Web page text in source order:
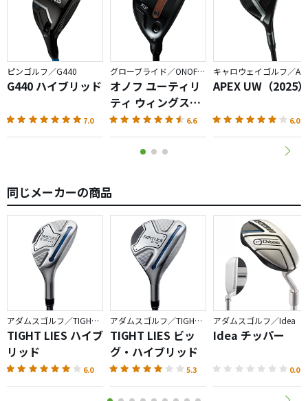
ピンゴルフ／G440
G440 ハイブリッド
7.0
グローブライド／ONOFF AKA
オノフ ユーティリ
ティ ウィングス
AKA（2026）
6.6
APEX UW（2025）
6.0
同じメーカーの商品
アダムスゴルフ／TIGHT LIES
TIGHT LIES ハイブ
リッド
6.0
アダムスゴルフ／TIGHT LIES
TIGHT LIES ビッ
グ・ハイブリッド
5.3
アダムスゴルフ／Idea
Idea チッパー
0.0